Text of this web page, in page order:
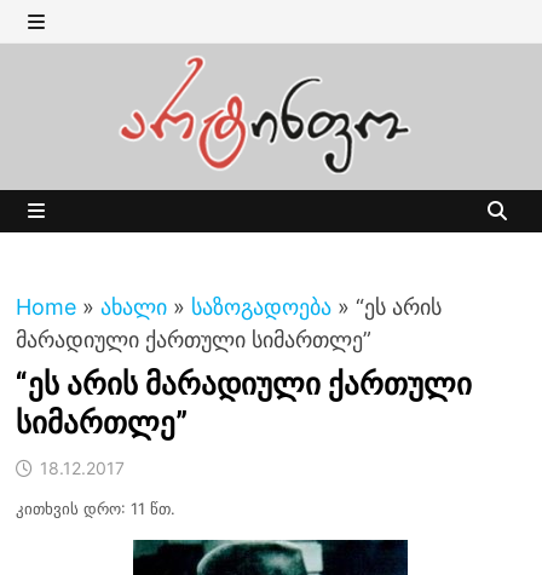
Skip
to MENU
Home » ახალი » საზოგადოება » “ეს არის
მარადიული ქართული სიმართლე”
“ეს არის მარადიული ქართული
სიმართლე”
18.12.2017
კითხვის დრო: 11 წთ.